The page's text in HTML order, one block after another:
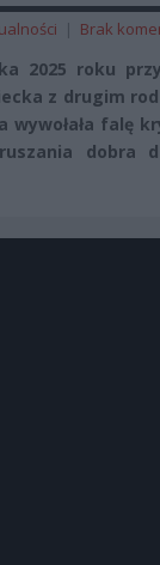
| Brak
2025 roku
z drugim
wywołała falę
dobra